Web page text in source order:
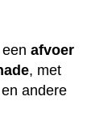
afvoer
, met
andere